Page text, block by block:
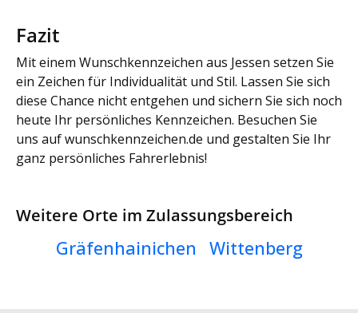
Fazit
Mit einem Wunschkennzeichen aus Jessen setzen Sie
ein Zeichen für Individualität und Stil. Lassen Sie sich
diese Chance nicht entgehen und sichern Sie sich noch
heute Ihr persönliches Kennzeichen. Besuchen Sie
uns auf wunschkennzeichen.de und gestalten Sie Ihr
ganz persönliches Fahrerlebnis!
Weitere Orte im Zulassungsbereich
Gräfenhainichen Wittenberg